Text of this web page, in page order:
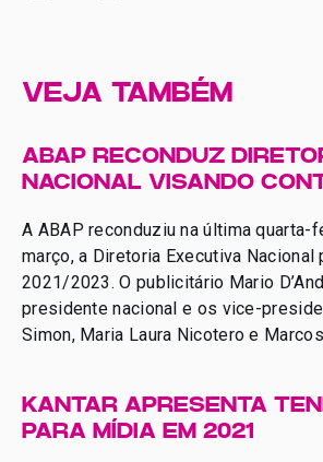
VEJA TAMBÉM
ABAP RECONDUZ
NACIONAL VISANDO
SETOR
A ABAP reconduziu na última quarta-
março, a Diretoria Executiva Nacional
2021/2023. O publicitário Mario
presidente nacional e os vice-
Simon, Maria Laura Nicotero e
novos integrantes das […]
KANTAR APRESENTA
PARA MÍDIA EM 2021